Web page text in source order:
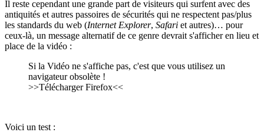
Il reste cependant une grande part de visiteurs qui surfent avec des
antiquités et autres passoires de sécurités qui ne respectent pas/plus
les standards du web (Internet Explorer, Safari et autres)… pour
ceux-là, un message alternatif de ce genre devrait s'afficher en lieu et
place de la vidéo :
Si la Vidéo ne s'affiche pas, c'est que vous utilisez un
navigateur obsolète !
>>Télécharger Firefox<<
Voici un test :